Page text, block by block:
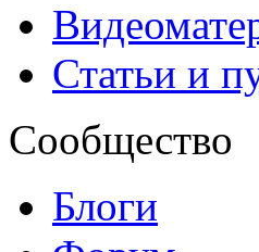
Статьи и
Сообщество
Блоги